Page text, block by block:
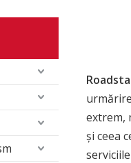
extrem,
și ceea